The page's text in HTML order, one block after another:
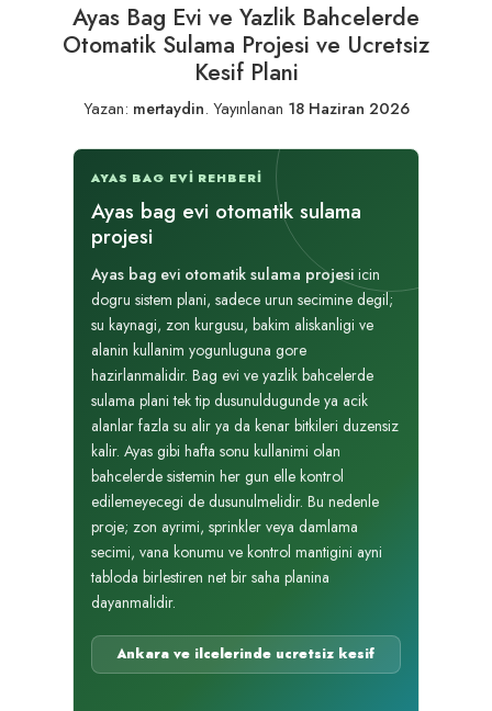
Ayas Bag Evi ve Yazlik Bahcelerde
Otomatik Sulama Projesi ve Ucretsiz
Kesif Plani
Yazan: mertaydin. Yayınlanan 18 Haziran 2026
AYAS BAG EVI REHBERI
Ayas bag evi otomatik sulama
projesi
Ayas bag evi otomatik sulama projesi icin
dogru sistem plani, sadece urun secimine degil;
su kaynagi, zon kurgusu, bakim aliskanligi ve
alanin kullanim yogunluguna gore
hazirlanmalidir. Bag evi ve yazlik bahcelerde
sulama plani tek tip dusunuldugunde ya acik
alanlar fazla su alir ya da kenar bitkileri duzensiz
kalir. Ayas gibi hafta sonu kullanimi olan
bahcelerde sistemin her gun elle kontrol
edilemeyecegi de dusunulmelidir. Bu nedenle
proje; zon ayrimi, sprinkler veya damlama
secimi, vana konumu ve kontrol mantigini ayni
tabloda birlestiren net bir saha planina
dayanmalidir.
Ankara ve ilcelerinde ucretsiz kesif